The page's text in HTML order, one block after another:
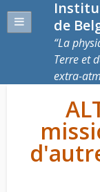
de
La
Terre et
extra-